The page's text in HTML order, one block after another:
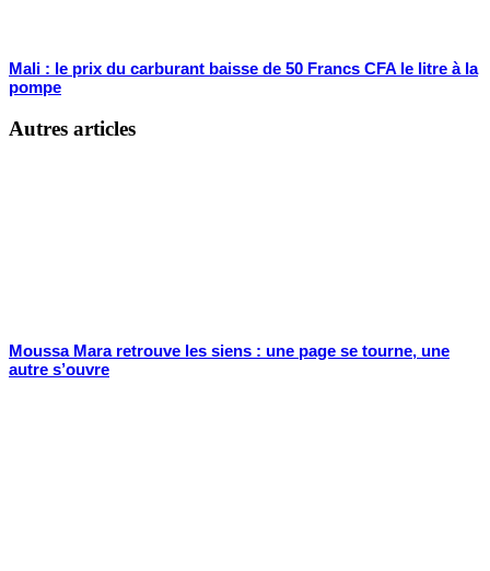
Mali : le prix du carburant baisse de 50 Francs CFA le litre à la
pompe
Autres articles
Moussa Mara retrouve les siens : une page se tourne, une
autre s’ouvre